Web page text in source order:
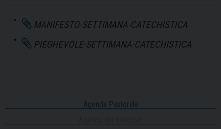
MANIFESTO-SETTIMANA-CATECHISTICA
PIEGHEVOLE-SETTIMANA-CATECHISTICA
Agenda Pastorale